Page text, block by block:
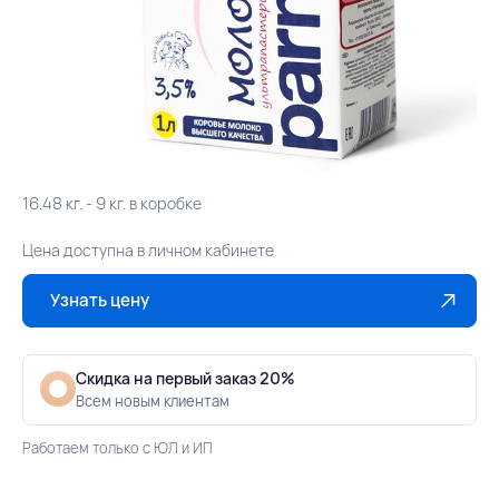
16.48 кг. - 9 кг. в коробке
Цена доступна в личном кабинете
Узнать цену
Скидка на первый заказ 20%
Всем новым клиентам
Работаем только с ЮЛ и ИП